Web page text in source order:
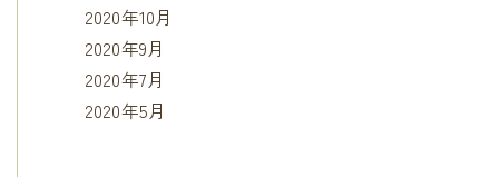
2020年10月
2020年9月
2020年7月
2020年5月